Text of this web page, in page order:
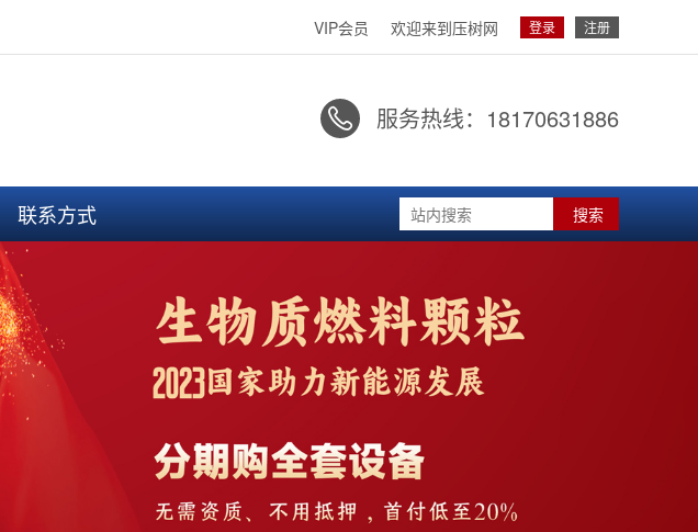
VIP会员 欢迎来到压树网 登录 注册
 服务热线： 18170631886
联系方式 搜索